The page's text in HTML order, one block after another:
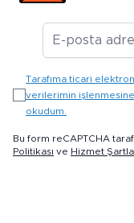
Tarafıma ticari
verilerimin
okudum.
Bu form reCAPTCHA
Politikası ve Hizmet